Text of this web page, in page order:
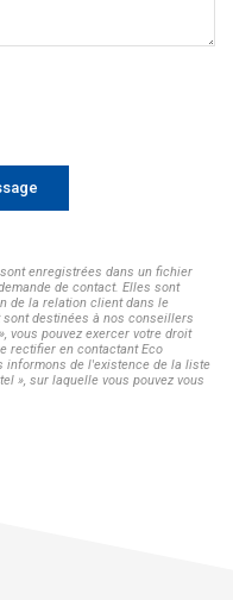
enregistrées dans un fichier
de contact. Elles sont
de la relation client dans le
destinées à nos conseillers
vous pouvez exercer votre droit
rectifier en contactant Eco
informons de l'existence de la liste
», sur laquelle vous pouvez vous